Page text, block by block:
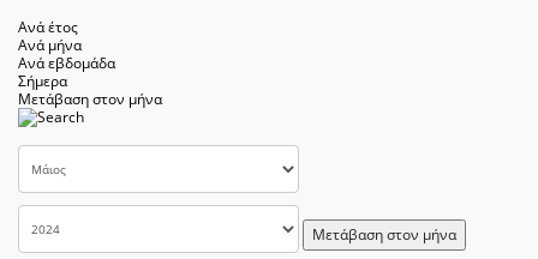
Ανά έτος
Ανά μήνα
Ανά εβδομάδα
Σήμερα
Μετάβαση στον μήνα
Μετάβαση στον μήνα